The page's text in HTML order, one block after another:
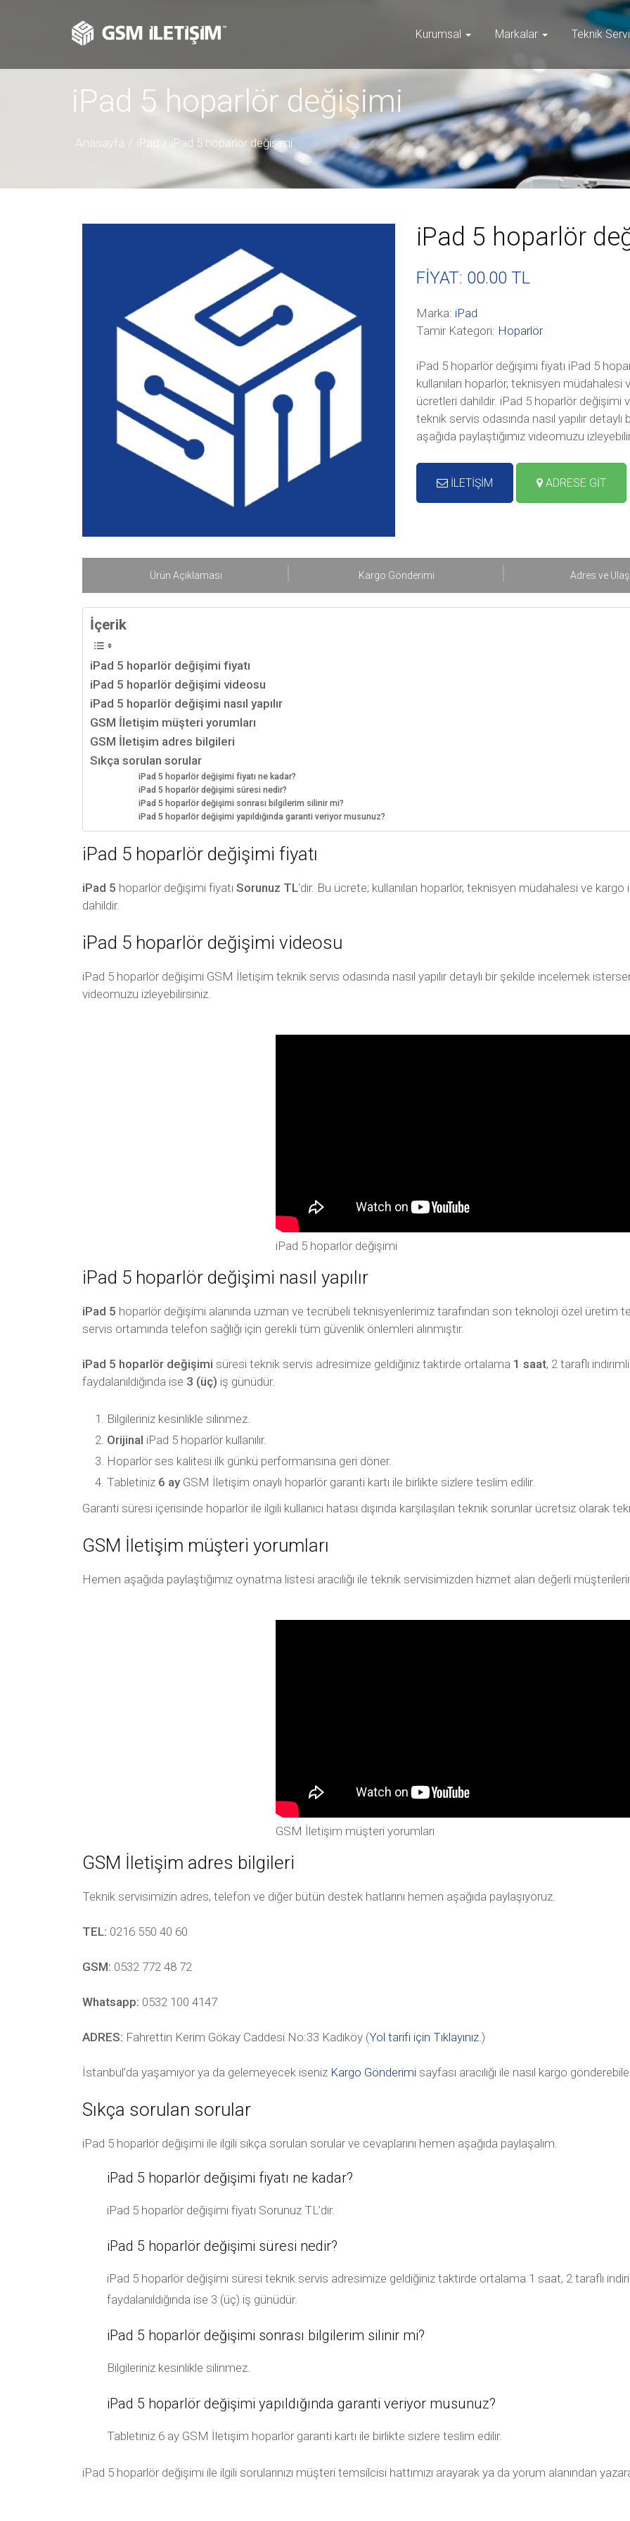
Kurumsal Markalar Teknik
iPad 5 hoparlör değişimi
Anasayfa iPad iPad 5 hoparlör değişimi
iPad 5 hoparlör
FİYAT: 00.00 TL
Marka: iPad
Tamir Kategori: Hoparlör
iPad 5 hoparlör değişimi fiyatı iPad 5
kullanılan hoparlör, teknisyen müdahalesi
ücretleri dahildir. iPad 5 hoparlör
teknik servis odasında nasıl yapılır
aşağıda paylaştığımız videomuzu
İLETİŞİM ADRESE GİT
Ürün Açıklaması Kargo Gönderimi Adres ve
İçerik
iPad 5 hoparlör değişimi fiyatı
iPad 5 hoparlör değişimi videosu
iPad 5 hoparlör değişimi nasıl yapılır
GSM İletişim müşteri yorumları
GSM İletişim adres bilgileri
Sıkça sorulan sorular
iPad 5 hoparlör değişimi fiyatı ne kadar?
iPad 5 hoparlör değişimi süresi nedir?
iPad 5 hoparlör değişimi sonrası bilgilerim silinir mi?
iPad 5 hoparlör değişimi yapıldığında garanti veriyor musunuz?
iPad 5 hoparlör değişimi fiyatı
iPad 5 hoparlör değişimi fiyatı Sorunuz TL‘dir. Bu ücrete; kullanılan hoparlör, teknisyen müdahalesi ve
dahildir.
iPad 5 hoparlör değişimi videosu
iPad 5 hoparlör değişimi GSM İletişim teknik servis odasında nasıl yapılır detaylı bir şekilde incelemek
videomuzu izleyebilirsiniz.
iPad 5 hoparlör değişimi
iPad 5 hoparlör değişimi nasıl yapılır
iPad 5 hoparlör değişimi alanında uzman ve tecrübeli teknisyenlerimiz tarafından son teknoloji özel üretim
servis ortamında telefon sağlığı için gerekli tüm güvenlik önlemleri alınmıştır.
iPad 5 hoparlör değişimi süresi teknik servis adresimize geldiğiniz taktirde ortalama 1 saat, 2 taraflı
faydalanıldığında ise 3 (üç) iş günüdür.
Bilgileriniz kesinlikle silinmez.
Orijinal iPad 5 hoparlör kullanılır.
Hoparlör ses kalitesi ilk günkü performansına geri döner.
Tabletiniz 6 ayGSM İletişim onaylı hoparlör garanti kartı ile birlikte sizlere teslim edilir.
Garanti süresi içerisinde hoparlör ile ilgili kullanıcı hatası dışında karşılaşılan teknik sorunlar ücretsiz olarak
GSM İletişim müşteri yorumları
Hemen aşağıda paylaştığımız oynatma listesi aracılığı ile teknik servisimizden hizmet alan değerli
GSM İletişim müşteri yorumları
GSM İletişim adres bilgileri
Teknik servisimizin adres, telefon ve diğer bütün destek hatlarını hemen aşağıda paylaşıyoruz.
TEL: 0216 550 40 60
GSM: 0532 772 48 72
Whatsapp: 0532 100 4147
ADRES: Fahrettin Kerim Gökay Caddesi No:33 Kadıköy (Yol tarifi için Tıklayınız.)
İstanbul’da yaşamıyor ya da gelemeyecek iseniz Kargo Gönderimi sayfası aracılığı ile nasıl kargo
Sıkça sorulan sorular
iPad 5 hoparlör değişimi ile ilgili sıkça sorulan sorular ve cevaplarını hemen aşağıda paylaşalım.
iPad 5 hoparlör değişimi fiyatı ne kadar?
iPad 5 hoparlör değişimi fiyatı Sorunuz TL’dir.
iPad 5 hoparlör değişimi süresi nedir?
iPad 5 hoparlör değişimi süresi teknik servis adresimize geldiğiniz taktirde ortalama 1 saat, 2 taraflı
faydalanıldığında ise 3 (üç) iş günüdür.
iPad 5 hoparlör değişimi sonrası bilgilerim silinir mi?
Bilgileriniz kesinlikle silinmez.
iPad 5 hoparlör değişimi yapıldığında garanti veriyor musunuz?
Tabletiniz 6 ay GSM İletişim hoparlör garanti kartı ile birlikte sizlere teslim edilir.
iPad 5 hoparlör değişimi ile ilgili sorularınızı müşteri temsilcisi hattımızı arayarak ya da yorum alanından